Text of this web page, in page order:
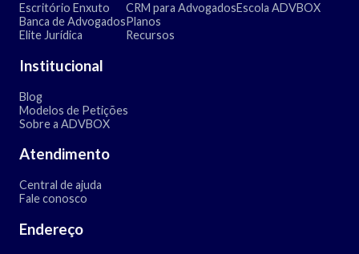
Escritório Enxuto
Banca de Advogados
Elite Jurídica
CRM para Advogados
Planos
Recursos
Escola ADVBOX
Institucional
Blog
Modelos de Petições
Sobre a ADVBOX
Atendimento
Central de ajuda
Fale conosco
Endereço